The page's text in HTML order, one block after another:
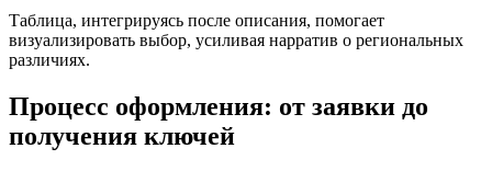
Таблица, интегрируясь после описания, помогает
визуализировать выбор, усиливая нарратив о региональных
различиях.
Процесс оформления: от заявки до
получения ключей